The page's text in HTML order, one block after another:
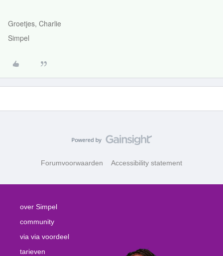
Groetjes, Charlie
Simpel
Forumvoorwaarden Accessibility statement
over Simpel
community
via via voordeel
tarieven